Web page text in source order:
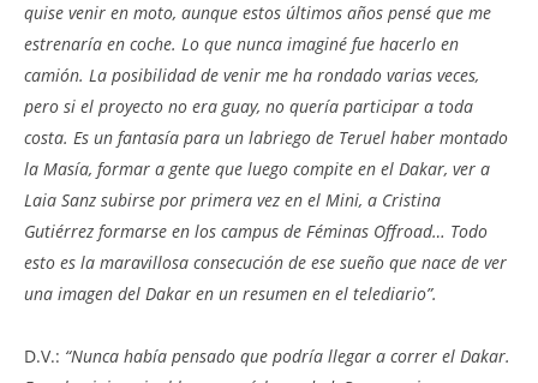
quise venir en moto, aunque estos últimos años pensé que me
estrenaría en coche. Lo que nunca imaginé fue hacerlo en
camión. La posibilidad de venir me ha rondado varias veces,
pero si el proyecto no era guay, no quería participar a toda
costa. Es un fantasía para un labriego de Teruel haber montado
la Masía, formar a gente que luego compite en el Dakar, ver a
Laia Sanz subirse por primera vez en el Mini, a Cristina
Gutiérrez formarse en los campus de Féminas Offroad… Todo
esto es la maravillosa consecución de ese sueño que nace de ver
una imagen del Dakar en un resumen en el telediario”.
D.V.: “Nunca había pensado que podría llegar a correr el Dakar.